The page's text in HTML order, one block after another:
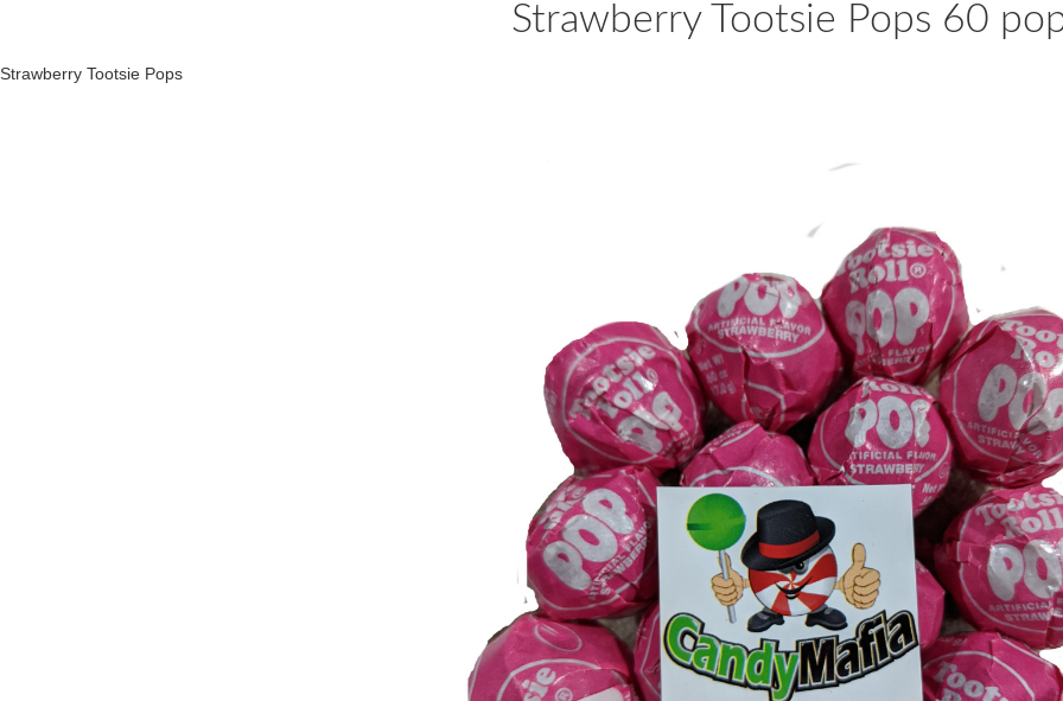
Strawberry Tootsie Pops 60
Strawberry Tootsie Pops